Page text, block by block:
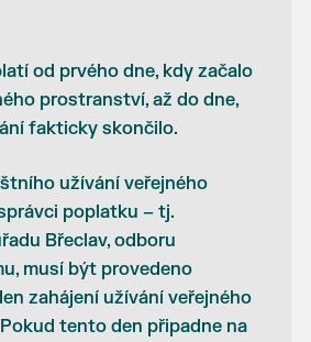
od prvého dne, kdy začalo
prostranství, až do dne,
fakticky skončilo.
užívání veřejného
poplatku – tj.
Břeclav, odboru
musí být provedeno
zahájení užívání veřejného
tento den připadne na